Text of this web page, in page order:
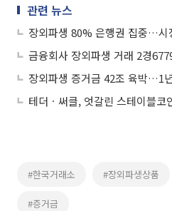
관련 뉴스
금융회사 장외파생 거래 2경
장외파생 증거금 42조 육박…1
테더ㆍ써클, 엇갈린 스테이블코
#한국거래소 #장외파생상품
#증거금